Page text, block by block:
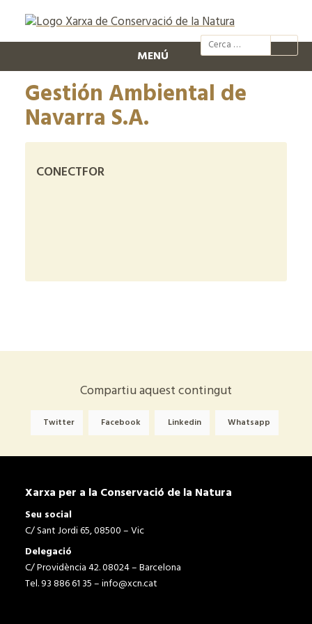
@xcn.cat
MENÚ
Gestión Ambiental de
Navarra S.A.
CONECTFOR
Compartiu aquest contingut
Twitter Facebook Linkedin Whatsapp
Xarxa per a la Conservació de la Natura
Seu social
C/ Sant Jordi 65, 08500 – Vic
Delegació
C/ Providència 42. 08024 – Barcelona
Tel. 93 886 61 35 –info@xcn.cat